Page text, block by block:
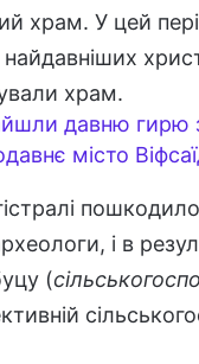
храм. У цей
найдавніших
храм.
давню
місто
і в
(